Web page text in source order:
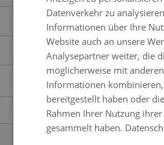
LIEFERUMFANG
Komplettes Polster inkl.
Artikelnummer 709200001
Kissen & Auflagen dicke Rückenpolster,
Lieferumfang Komplettes Polster inkl.
FRAGEN ZUM
Haben Sie Fragen zum
Datenverkehr zu
Informationen über Ihre
Website auch an unsere
Analysepartner weiter, die
möglicherweise mit anderen
Informationen
bereitgestellt haben oder
Rahmen Ihrer Nutzung
gesammelt haben.